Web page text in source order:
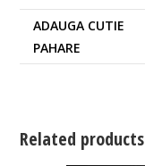
ADAUGA CUTIE
PAHARE
Related products